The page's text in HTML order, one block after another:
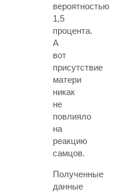
вероятностью
1,5
процента.
А
вот
присутствие
матери
никак
не
повлияло
на
реакцию
самцов.
Полученные
данные